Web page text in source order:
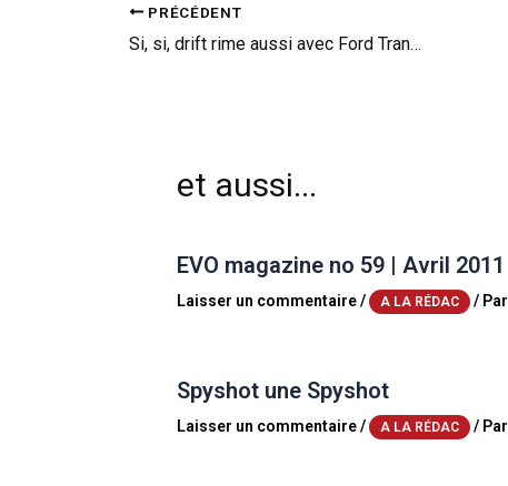
PRÉCÉDENT
Si, si, drift rime aussi avec Ford Transit (vid)
et aussi...
EVO magazine no 59 | Avril 2011
Laisser un commentaire/ A LA RÉDAC / Par
Spyshot une Spyshot
Laisser un commentaire/ A LA RÉDAC / Par